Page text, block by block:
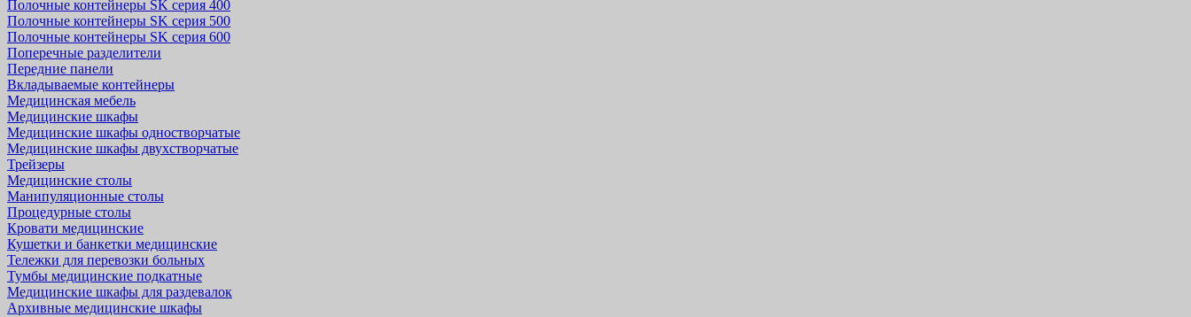
Полочные контейнеры SK серия 400
Полочные контейнеры SK серия 500
Полочные контейнеры SK серия 600
Поперечные разделители
Передние панели
Вкладываемые контейнеры
Медицинская мебель
Медицинские шкафы
Медицинские шкафы одностворчатые
Медицинские шкафы двухстворчатые
Трейзеры
Медицинские столы
Манипуляционные столы
Процедурные столы
Кровати медицинские
Кушетки и банкетки медицинские
Тележки для перевозки больных
Тумбы медицинские подкатные
Медицинские шкафы для раздевалок
Архивные медицинские шкафы